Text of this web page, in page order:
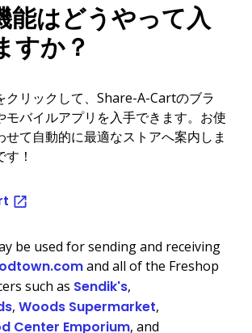
はどうやって入
すか？
クリックして、Share-A-Cartのブラ
モバイルアプリを入手できます。お使
せて自動的に最適なストアへ案内しま
！
be used for sending and receiving
and all of the Freshop
such as Sendik's,
, Woods Supermarket,
Center Emporium, and